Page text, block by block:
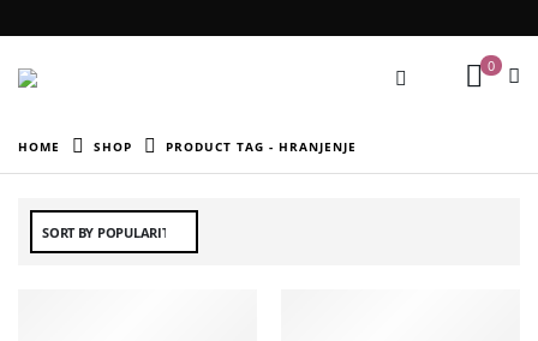
0
HOME SHOP PRODUCT TAG - HRANJENJE